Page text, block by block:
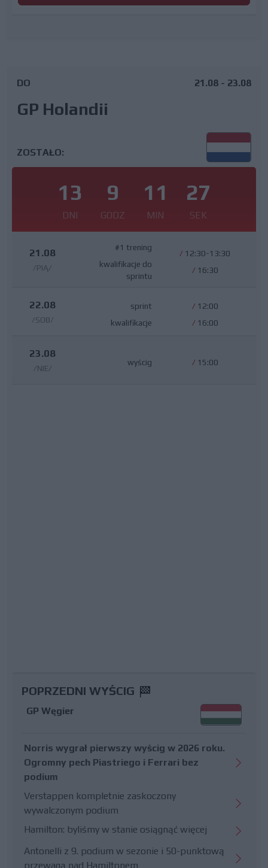
DO
GP Holandii
21.08 - 23.08
ZOSTAŁO:
13
DNI
9
GODZ
11
MIN
26
SEK
21.08
/PIĄ/
#1 trening
kwalifikacje do
sprintu
/ 12:30-13:30
/ 16:30
22.08
/SOB/
sprint
kwalifikacje
/ 12:00
/ 16:00
23.08
/NIE/
wyścig / 15:00
POPRZEDNI WYŚCIG
GP Węgier
Norris wygrał pierwszy wyścig w 2026 roku.
Ogromny pech Piastriego i Ferrari bez
podium
Verstappen kompletnie zaskoczony
wywalczonym podium
Hamilton: byliśmy w stanie osiągnąć więcej
Antonelli z 9. podium w sezonie i 50-punktową
przewagą nad Hamiltonem